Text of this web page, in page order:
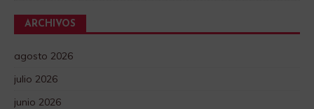
ARCHIVOS
agosto 2026
julio 2026
junio 2026